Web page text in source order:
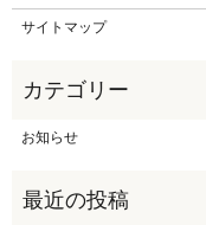
サイトマップ
お知らせ